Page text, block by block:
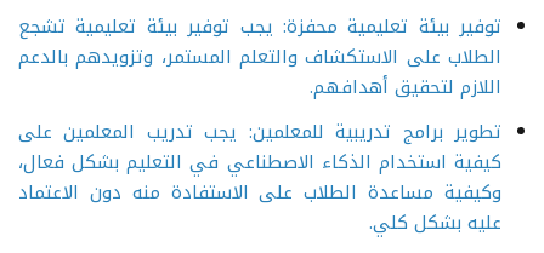
توفير بيئة تعليمية محفزة: يجب توفير بيئة تعليمية تشجع
الطلاب على الاستكشاف والتعلم المستمر، وتزويدهم بالدعم
اللازم لتحقيق أهدافهم.
تطوير برامج تدريبية للمعلمين: يجب تدريب المعلمين على
كيفية استخدام الذكاء الاصطناعي في التعليم بشكل فعال،
وكيفية مساعدة الطلاب على الاستفادة منه دون الاعتماد
عليه بشكل كلي.